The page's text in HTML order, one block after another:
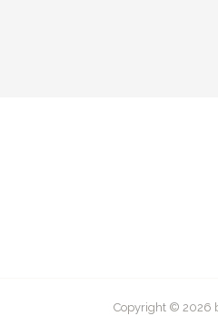
Copyright © 2026